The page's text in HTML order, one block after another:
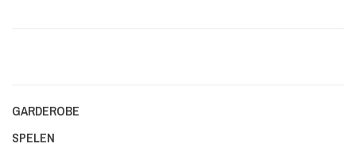
GARDEROBE
SPELEN